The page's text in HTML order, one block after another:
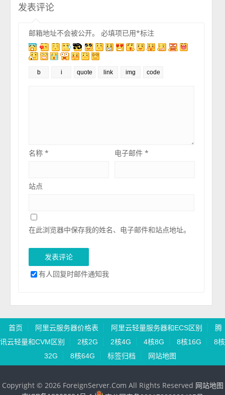
发表评论
邮箱地址不会被公开。 必填项已用*标注
名称* 电子邮件*
站点
在此浏览器中保存我的姓名、电子邮件和站点地址。
有人回复时邮件通知我
首页 阿里云服务器价格表 阿里云轻量服务器和ECS区别
腾
讯云轻量和CVM区别
2核2G 2核4G 4核8G 8核16G
8核
32G
8核64G 标签归档 网站地图
Copyright © 2026 ForeignServer.Com All Rights Reserved 网站地图